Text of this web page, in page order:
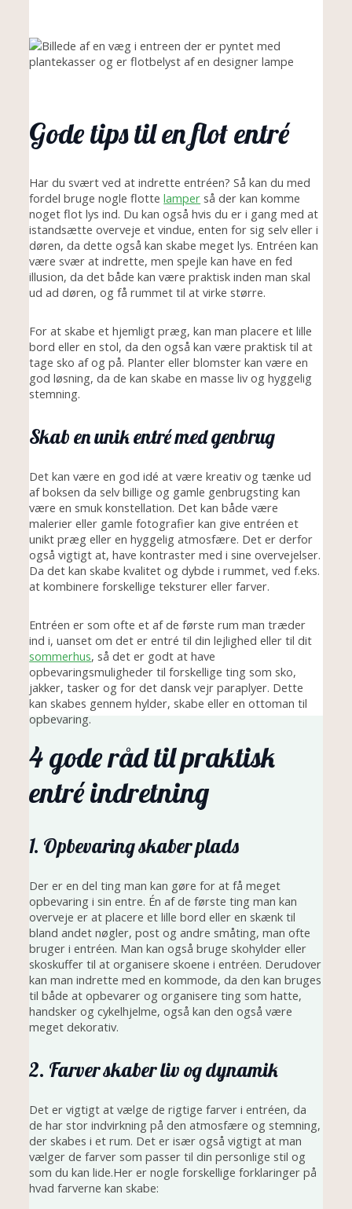
Gode tips til en flot entré
Har du svært ved at indrette entréen? Så kan du med
fordel bruge nogle flottelamper så der kan komme
noget flot lys ind. Du kan også hvis du er i gang med at
istandsætte overveje et vindue, enten for sig selv eller i
døren, da dette også kan skabe meget lys. Entréen kan
være svær at indrette, men spejle kan have en fed
illusion, da det både kan være praktisk inden man skal
ud ad døren, og få rummet til at virke større.
For at skabe et hjemligt præg, kan man placere et lille
bord eller en stol, da den også kan være praktisk til at
tage sko af og på. Planter eller blomster kan være en
god løsning, da de kan skabe en masse liv og hyggelig
stemning.
Skab en unik entré med genbrug
Det kan være en god idé at være kreativ og tænke ud
af boksen da selv billige og gamle genbrugsting kan
være en smuk konstellation. Det kan både være
malerier eller gamle fotografier kan give entréen et
unikt præg eller en hyggelig atmosfære. Det er derfor
også vigtigt at, have kontraster med i sine overvejelser.
Da det kan skabe kvalitet og dybde i rummet, ved f.eks.
at kombinere forskellige teksturer eller farver.
Entréen er som ofte et af de første rum man træder
ind i, uanset om det er entré til din lejlighed eller til dit
sommerhus, så det er godt at have
opbevaringsmuligheder til forskellige ting som sko,
jakker, tasker og for det dansk vejr paraplyer. Dette
kan skabes gennem hylder, skabe eller en ottoman til
opbevaring.
4 gode råd til praktisk
entré indretning
1. Opbevaring skaber plads
Der er en del ting man kan gøre for at få meget
opbevaring i sin entre. Én af de første ting man kan
overveje er at placere et lille bord eller en skænk til
bland andet nøgler, post og andre småting, man ofte
bruger i entréen. Man kan også bruge skohylder eller
skoskuffer til at organisere skoene i entréen. Derudover
kan man indrette med en kommode, da den kan bruges
til både at opbevarer og organisere ting som hatte,
handsker og cykelhjelme, også kan den også være
meget dekorativ.
2. Farver skaber liv og dynamik
Det er vigtigt at vælge de rigtige farver i entréen, da
de har stor indvirkning på den atmosfære og stemning,
der skabes i et rum. Det er især også vigtigt at man
vælger de farver som passer til din personlige stil og
som du kan lide.Her er nogle forskellige forklaringer på
hvad farverne kan skabe: